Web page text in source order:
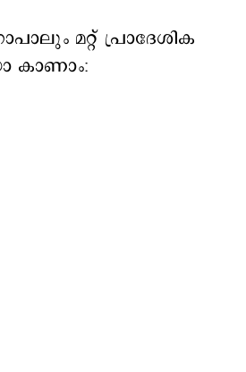
മറ്റ് പ്രാദേശിക
കാണാം: